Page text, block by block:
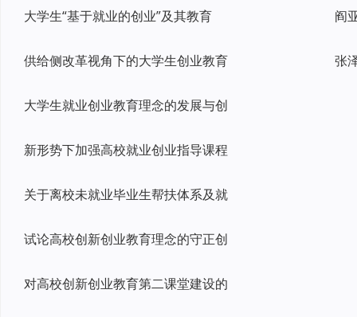
大学生“基于就业的创业”及其教育
供给侧改革视角下的大学生创业教育
大学生就业创业教育理念的发展与创
新形势下加强高校就业创业指导课程
关于离校未就业毕业生帮扶体系及就
试论高校创新创业教育理念的守正创
对高校创新创业教育第二课堂建设的